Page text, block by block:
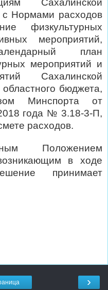
Сахалинской
с Нормами расходов
физкультурных
мероприятий,
план
мероприятий и
Сахалинской
бюджета,
Минспорта от
года № 3.18-3-П,
расходов.
Положением
в ходе
принимает
›